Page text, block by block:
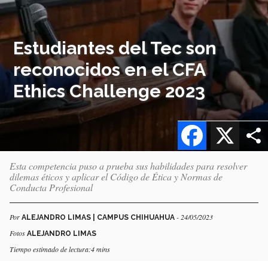
Estudiantes del Tec son
reconocidos en el CFA
Ethics Challenge 2023
X
Facebook
Esta competencia puso a prueba sus habilidades para resolver
dilemas éticos y aplicar el Código de Ética y Normas de
Conducta Profesional
Por ALEJANDRO LIMAS | CAMPUS CHIHUAHUA - 24/05/2023
Fotos ALEJANDRO LIMAS
Tiempo estimado de lectura:4 mins